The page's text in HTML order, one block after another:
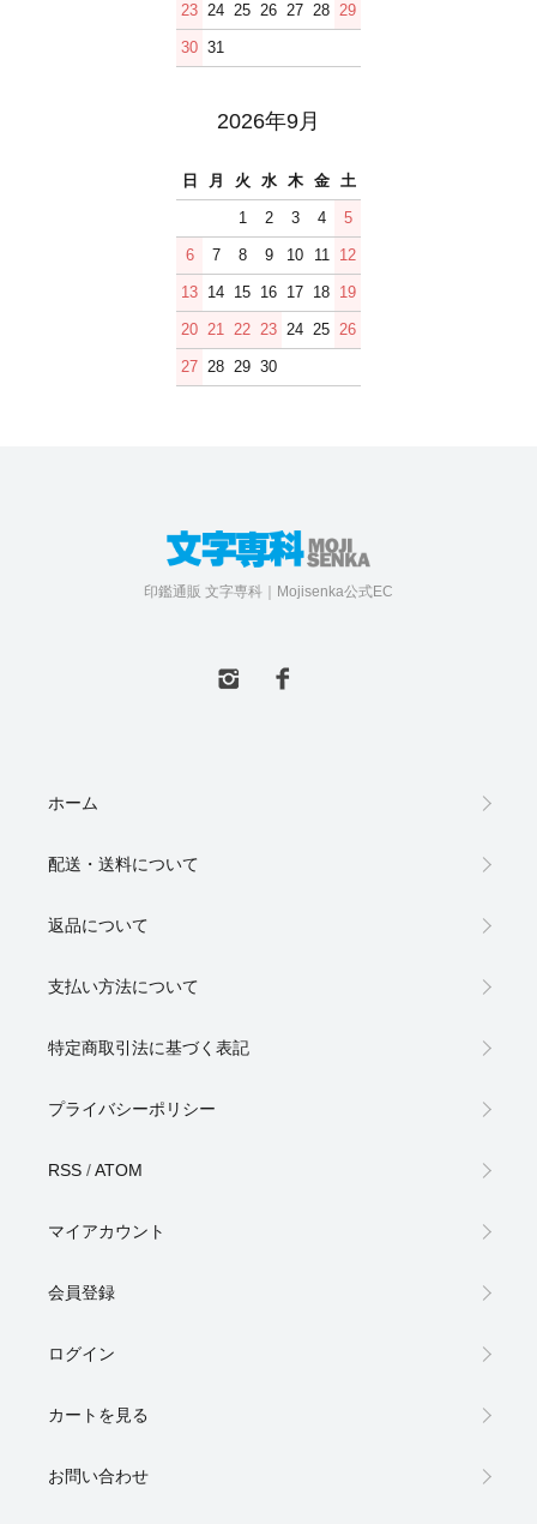
23 24 25 26 27 28 29
30 31
2026年9月
日 月 火 水 木 金 土
1 2 3 4 5
6 7 8 9 10 11 12
13 14 15 16 17 18 19
20 21 22 23 24 25 26
27 28 29 30
印鑑通販 文字専科｜Mojisenka公式EC
ホーム
配送・送料について
返品について
支払い方法について
特定商取引法に基づく表記
プライバシーポリシー
RSS /ATOM
マイアカウント
会員登録
ログイン
カートを見る
お問い合わせ